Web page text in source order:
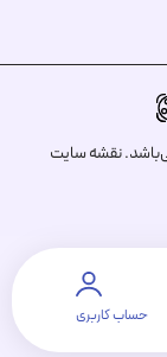
نقشه سایت
حساب کاربری